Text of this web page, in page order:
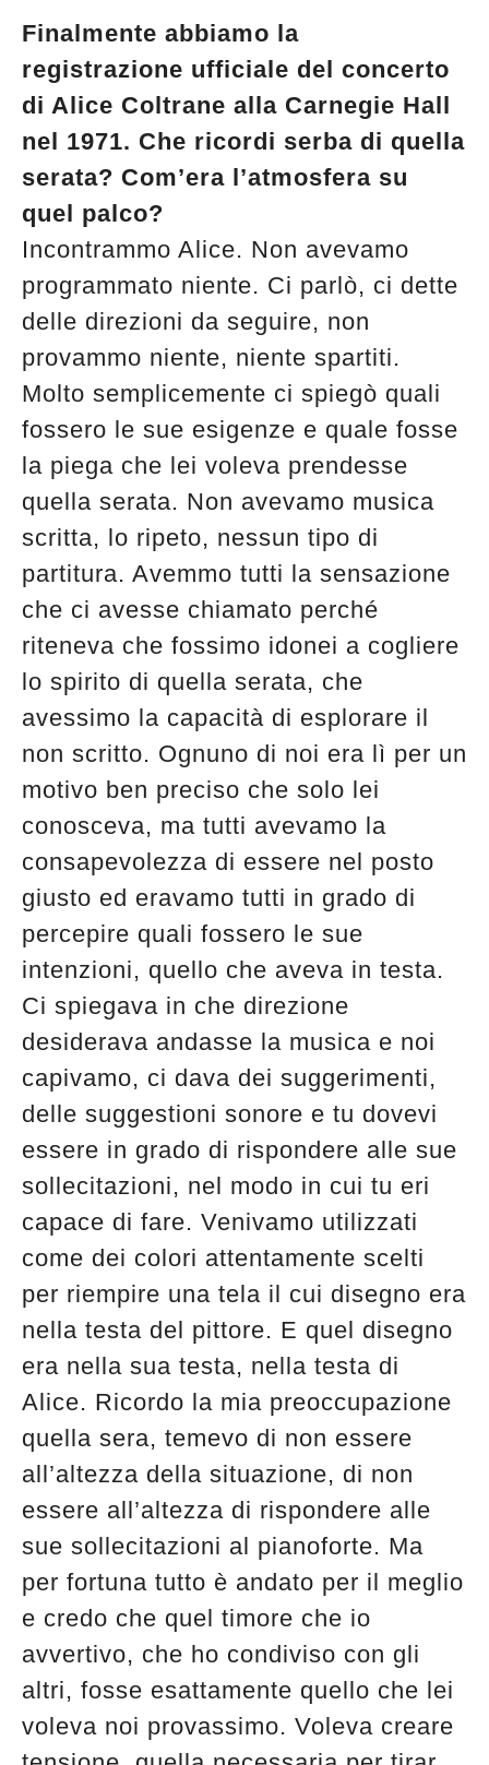
Finalmente abbiamo la
registrazione ufficiale del concerto
di Alice Coltrane alla Carnegie Hall
nel 1971. Che ricordi serba di quella
serata? Com’era l’atmosfera su
quel palco?
Incontrammo Alice. Non avevamo
programmato niente. Ci parlò, ci dette
delle direzioni da seguire, non
provammo niente, niente spartiti.
Molto semplicemente ci spiegò quali
fossero le sue esigenze e quale fosse
la piega che lei voleva prendesse
quella serata. Non avevamo musica
scritta, lo ripeto, nessun tipo di
partitura. Avemmo tutti la sensazione
che ci avesse chiamato perché
riteneva che fossimo idonei a cogliere
lo spirito di quella serata, che
avessimo la capacità di esplorare il
non scritto. Ognuno di noi era lì per un
motivo ben preciso che solo lei
conosceva, ma tutti avevamo la
consapevolezza di essere nel posto
giusto ed eravamo tutti in grado di
percepire quali fossero le sue
intenzioni, quello che aveva in testa.
Ci spiegava in che direzione
desiderava andasse la musica e noi
capivamo, ci dava dei suggerimenti,
delle suggestioni sonore e tu dovevi
essere in grado di rispondere alle sue
sollecitazioni, nel modo in cui tu eri
capace di fare. Venivamo utilizzati
come dei colori attentamente scelti
per riempire una tela il cui disegno era
nella testa del pittore. E quel disegno
era nella sua testa, nella testa di
Alice. Ricordo la mia preoccupazione
quella sera, temevo di non essere
all’altezza della situazione, di non
essere all’altezza di rispondere alle
sue sollecitazioni al pianoforte. Ma
per fortuna tutto è andato per il meglio
e credo che quel timore che io
avvertivo, che ho condiviso con gli
altri, fosse esattamente quello che lei
voleva noi provassimo. Voleva creare